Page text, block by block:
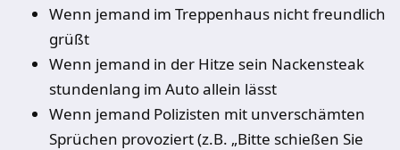
Wenn jemand im Treppenhaus nicht freundlich
grüßt
Wenn jemand in der Hitze sein Nackensteak
stundenlang im Auto allein lässt
Wenn jemand Polizisten mit unverschämten
Sprüchen provoziert (z.B. „Bitte schießen Sie